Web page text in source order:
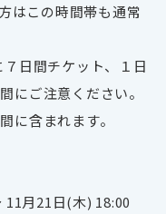
この時間帯も通常
日間チケット、１日
にご注意ください。
に含まれます。
月21日(木) 18:00